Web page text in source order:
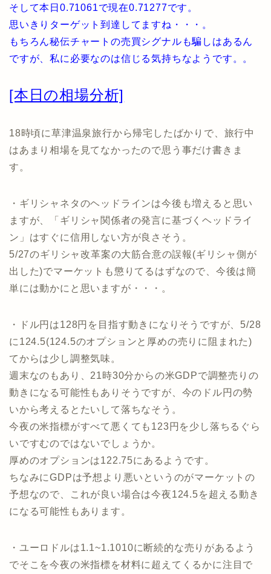
そして本日0.71061で現在0.71277です。
思いきりターゲット到達してますね・・・。
もちろん秘伝チャートの売買シグナルも騙しはあるん
ですが、私に必要なのは信じる気持ちなようです。。
[本日の相場分析]
18時頃に草津温泉旅行から帰宅したばかりで、旅行中
はあまり相場を見てなかったので思う事だけ書きま
す。
・ギリシャネタのヘッドラインは今後も増えると思い
ますが、「ギリシャ関係者の発言に基づくヘッドライ
ン」はすぐに信用しない方が良さそう。
5/27のギリシャ改革案の大筋合意の誤報(ギリシャ側が
出した)でマーケットも懲りてるはずなので、今後は簡
単には動かにと思いますが・・・。
・ドル円は128円を目指す動きになりそうですが、5/28
に124.5(124.5のオプションと厚めの売りに阻まれた)
てからは少し調整気味。
週末なのもあり、21時30分からの米GDPで調整売りの
動きになる可能性もありそうですが、今のドル円の勢
いから考えるとたいして落ちなそう。
今夜の米指標がすべて悪くても123円を少し落ちるぐら
いですむのではないでしょうか。
厚めのオプションは122.75にあるようです。
ちなみにGDPは予想より悪いというのがマーケットの
予想なので、これが良い場合は今夜124.5を超える動き
になる可能性もあります。
・ユーロドルは1.1~1.1010に断続的な売りがあるよう
でそこを今夜の米指標を材料に超えてくるかに注目で